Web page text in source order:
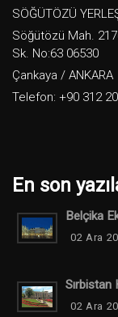
SÖĞÜTÖZÜ
Söğütözü Mah.
Sk. No:63 06530
Çankaya / ANKARA
Telefon: +90 312
En son
Belçika
02 Ara
Sırbistan
02 Ara